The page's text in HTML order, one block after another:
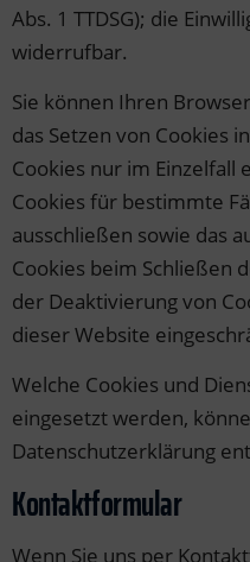
Abs. 1 TTDSG); die
widerrufbar.
Sie können Ihren
das Setzen von Cookies
Cookies nur im Einzelfall
Cookies für bestimmte
ausschließen sowie das
Cookies beim Schließen
der Deaktivierung von
dieser Website
Welche Cookies und
eingesetzt werden,
Datenschutzerklärung
Kontaktformular
Wenn Sie uns per